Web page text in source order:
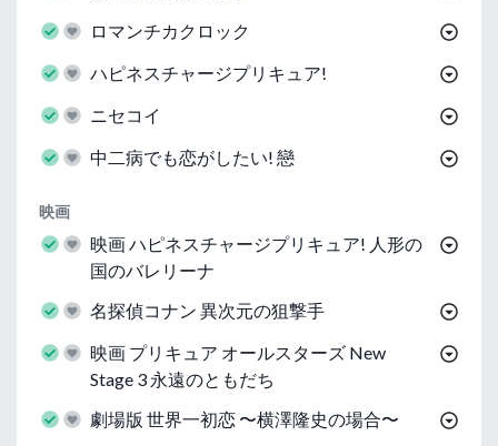
ロマンチカクロック
ハピネスチャージプリキュア!
ニセコイ
中二病でも恋がしたい! 戀
映画
映画 ハピネスチャージプリキュア! 人形の
国のバレリーナ
名探偵コナン 異次元の狙撃手
映画 プリキュア オールスターズ New
Stage 3 永遠のともだち
劇場版 世界一初恋 〜横澤隆史の場合〜